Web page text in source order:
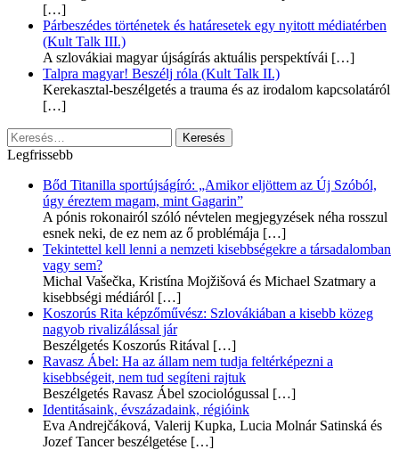
[…]
Párbeszédes történetek és határesetek egy nyitott médiatérben
(Kult Talk III.)
A szlovákiai magyar újságírás aktuális perspektívái […]
Talpra magyar! Beszélj róla (Kult Talk II.)
Kerekasztal-beszélgetés a trauma és az irodalom kapcsolatáról
[…]
Keresés:
Legfrissebb
Bőd Titanilla sportújságíró: „Amikor eljöttem az Új Szóból,
úgy éreztem magam, mint Gagarin”
A pónis rokonairól szóló névtelen megjegyzések néha rosszul
esnek neki, de ez nem az ő problémája […]
Tekintettel kell lenni a nemzeti kisebbségekre a társadalomban
vagy sem?
Michal Vašečka, Kristína Mojžišová és Michael Szatmary a
kisebbségi médiáról […]
Koszorús Rita képzőművész: Szlovákiában a kisebb közeg
nagyob rivalizálással jár
Beszélgetés Koszorús Ritával […]
Ravasz Ábel: Ha az állam nem tudja feltérképezni a
kisebbségeit, nem tud segíteni rajtuk
Beszélgetés Ravasz Ábel szociológussal […]
Identitásaink, évszázadaink, régióink
Eva Andrejčáková, Valerij Kupka, Lucia Molnár Satinská és
Jozef Tancer beszélgetése […]